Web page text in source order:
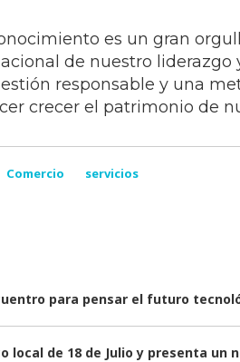
es un gran
de nuestro liderazgo
responsable y una
crecer el patrimonio de
Comercio servicios
para pensar el futuro
local de 18 de Julio y presenta